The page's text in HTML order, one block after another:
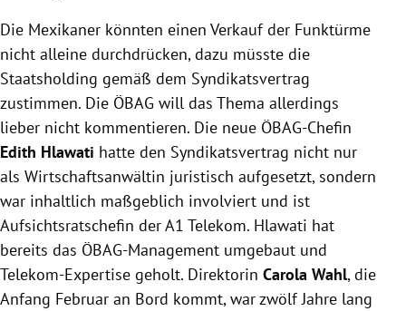
Die Mexikaner könnten einen Verkauf der Funktürme
nicht alleine durchdrücken, dazu müsste die
Staatsholding gemäß dem Syndikatsvertrag
zustimmen. Die ÖBAG will das Thema allerdings
lieber nicht kommentieren. Die neue ÖBAG-Chefin
Edith Hlawati hatte den Syndikatsvertrag nicht nur
als Wirtschaftsanwältin juristisch aufgesetzt, sondern
war inhaltlich maßgeblich involviert und ist
Aufsichtsratschefin der A1 Telekom. Hlawati hat
bereits das ÖBAG-Management umgebaut und
Telekom-Expertise geholt. Direktorin Carola Wahl, die
Anfang Februar an Bord kommt, war zwölf Jahre lang